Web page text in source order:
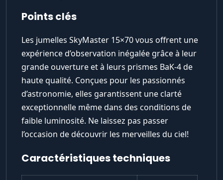
Points clés
Les jumelles SkyMaster 15×70 vous offrent une
expérience d’observation inégalée grâce à leur
grande ouverture et à leurs prismes BaK-4 de
haute qualité. Conçues pour les passionnés
d’astronomie, elles garantissent une clarté
exceptionnelle même dans des conditions de
faible luminosité. Ne laissez pas passer
l’occasion de découvrir les merveilles du ciel!
Caractéristiques techniques